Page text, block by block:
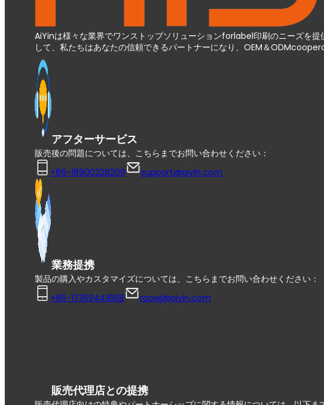
AiYinは様々な業界でワンストップソリューションforlabel印刷のニーズを
して、私たちはあなたの信頼できるパートナーになり、OEM＆
アフターサービス
販売後の問題については、こちらまでお問い合わせください：
+86-18900228209
support@aiyin.com
業務提携
製品の購入やカスタマイズについては、こちらまでお問い合わせください：
+86-17359441868
raowj@aiyin.com
販売代理店との提携